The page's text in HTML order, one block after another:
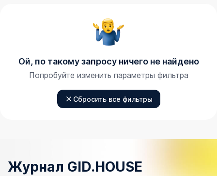
Ой, по такому запросу ничего не найдено
Попробуйте изменить параметры фильтра
Сбросить все фильтры
Журнал GID.HOUSE